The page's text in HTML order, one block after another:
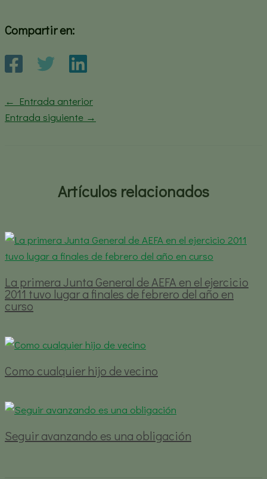
Compartir en:
← Entrada anterior
Entrada siguiente →
Artículos relacionados
La primera Junta General de AEFA en el ejercicio
2011 tuvo lugar a finales de febrero del año en
curso
Como cualquier hijo de vecino
Seguir avanzando es una obligación